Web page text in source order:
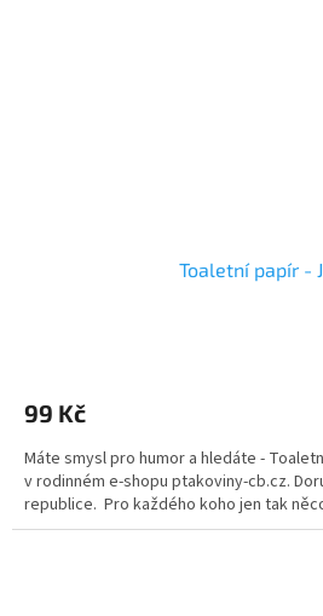
Toaletní papír -
99 Kč
Máte smysl pro humor a hledáte -
v rodinném e-shopu ptakoviny-cb.cz.
republice. Pro každého koho jen tak